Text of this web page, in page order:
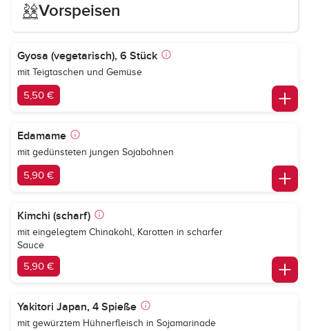
Vorspeisen
Gyosa (vegetarisch), 6 Stück
mit Teigtaschen und Gemüse
5,50 €
Edamame
mit gedünsteten jungen Sojabohnen
5,90 €
Kimchi (scharf)
mit eingelegtem Chinakohl, Karotten in scharfer
Sauce
5,90 €
Yakitori Japan, 4 Spieße
mit gewürztem Hühnerfleisch in Sojamarinade